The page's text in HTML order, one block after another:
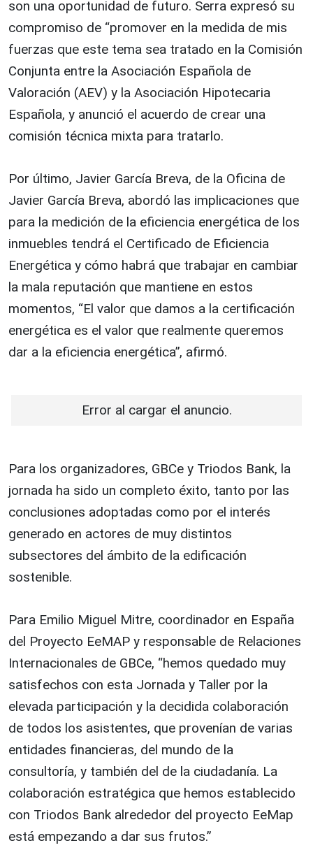
son una oportunidad de futuro. Serra expresó su
compromiso de “promover en la medida de mis
fuerzas que este tema sea tratado en la Comisión
Conjunta entre la Asociación Española de
Valoración (AEV) y la Asociación Hipotecaria
Española, y anunció el acuerdo de crear una
comisión técnica mixta para tratarlo.
Por último, Javier García Breva, de la Oficina de
Javier García Breva, abordó las implicaciones que
para la medición de la eficiencia energética de los
inmuebles tendrá el Certificado de Eficiencia
Energética y cómo habrá que trabajar en cambiar
la mala reputación que mantiene en estos
momentos, “El valor que damos a la certificación
energética es el valor que realmente queremos
dar a la eficiencia energética”, afirmó.
Error al cargar el anuncio.
Para los organizadores, GBCe y Triodos Bank, la
jornada ha sido un completo éxito, tanto por las
conclusiones adoptadas como por el interés
generado en actores de muy distintos
subsectores del ámbito de la edificación
sostenible.
Para Emilio Miguel Mitre, coordinador en España
del Proyecto EeMAP y responsable de Relaciones
Internacionales de GBCe, “hemos quedado muy
satisfechos con esta Jornada y Taller por la
elevada participación y la decidida colaboración
de todos los asistentes, que provenían de varias
entidades financieras, del mundo de la
consultoría, y también del de la ciudadanía. La
colaboración estratégica que hemos establecido
con Triodos Bank alrededor del proyecto EeMap
está empezando a dar sus frutos.”